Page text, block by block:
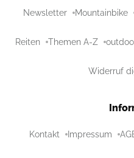
Newsletter Mountainbike
Reiten Themen A-Z
Widerruf
Kontakt Impressum